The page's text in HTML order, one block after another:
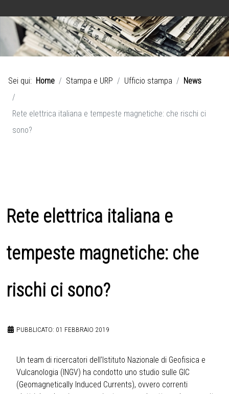
Sei qui: Home Stampa e URP Ufficio stampa News
Rete elettrica italiana e tempeste magnetiche: che rischi ci
sono?
Rete elettrica italiana e
tempeste magnetiche: che
rischi ci sono?
PUBBLICATO: 01 FEBBRAIO 2019
Un team di ricercatori dell’Istituto Nazionale di Geofisica e
Vulcanologia (INGV) ha condotto uno studio sulle GIC
(Geomagnetically Induced Currents), ovvero correnti